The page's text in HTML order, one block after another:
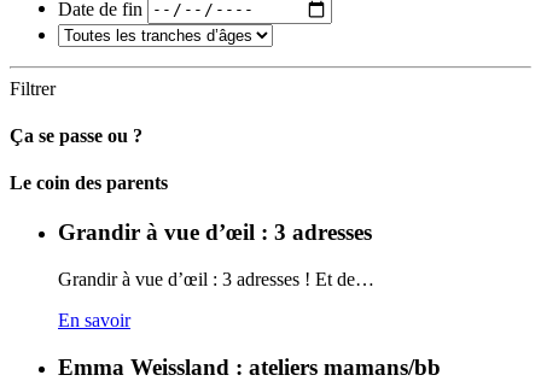
Date de fin
Filtrer
Ça se passe ou ?
Carto
Le coin des parents
Grandir à vue d’œil : 3 adresses
Grandir à vue d’œil : 3 adresses ! Et de…
En savoir
Emma Weissland : ateliers mamans/bb